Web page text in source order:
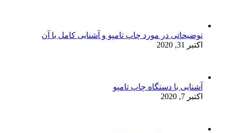
توضیحاتی در مورد چاپ تامپو و آشنایی کامل با آن
اکتبر 31, 2020
آشنایی با دستگاه چاپ تامپو
اکتبر 7, 2020